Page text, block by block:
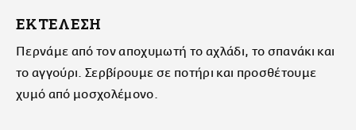
ΕΚΤΕΛΕΣΗ
Περνάμε από τον αποχυμωτή το αχλάδι, το σπανάκι και
το αγγούρι. Σερβίρουμε σε ποτήρι και προσθέτουμε
χυμό από μοσχολέμονο.